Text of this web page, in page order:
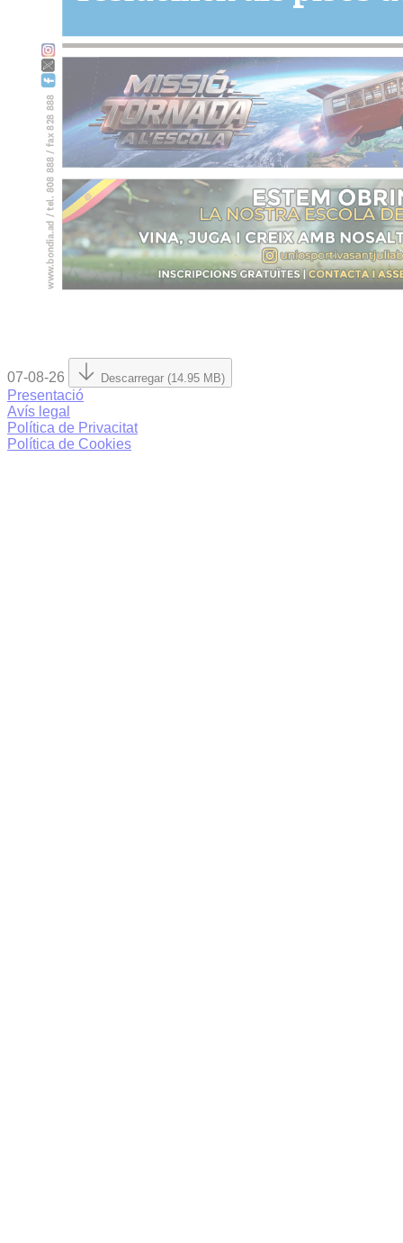
07-08-26 Descarregar (14.95 MB)
Presentació
Avís legal
Política de Privacitat
Política de Cookies